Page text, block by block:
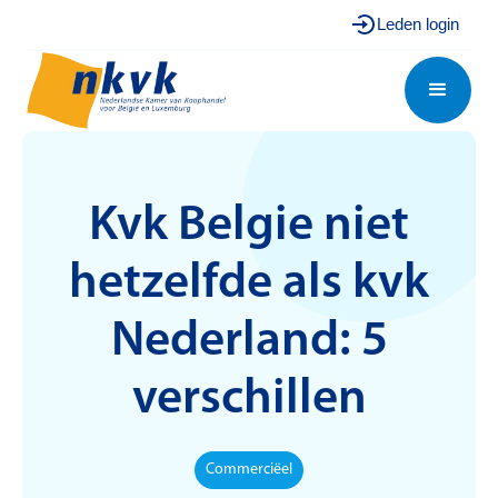
Leden login
Kvk Belgie niet
hetzelfde als kvk
Nederland: 5
verschillen
Commerciëel